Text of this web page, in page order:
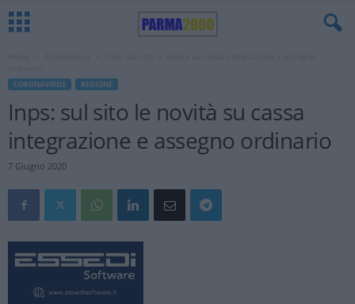
CORONAVIRUS REGIONE
Inps: sul sito le novità su cassa
integrazione e assegno ordinario
7 Giugno 2020